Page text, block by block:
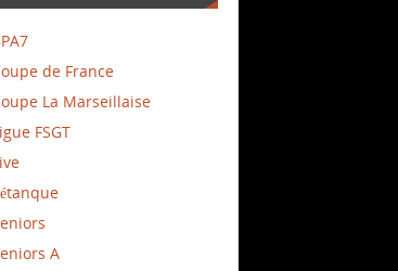
de France
La Marseillaise
FSGT
A